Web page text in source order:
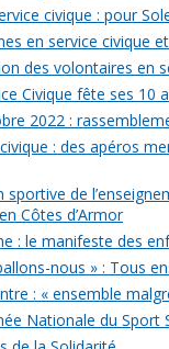
civique : pour
en service civique
des volontaires en
Civique fête ses 10
2022 :
: des apéros
sportive de
en Côtes d’Armor
: le manifeste des
nous » : Tous
: « ensemble
Nationale du Sport